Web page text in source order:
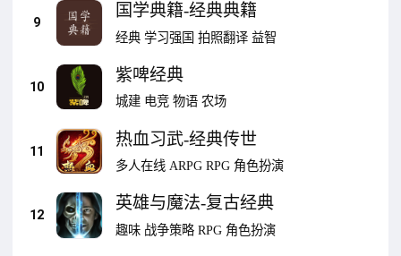
9
国学典籍-经典典籍
经典 学习强国 拍照翻译 益智
10
紫啤经典
城建 电竞 物语 农场
11
热血习武-经典传世
多人在线 ARPG RPG 角色扮演
12
英雄与魔法-复古经典
趣味 战争策略 RPG 角色扮演